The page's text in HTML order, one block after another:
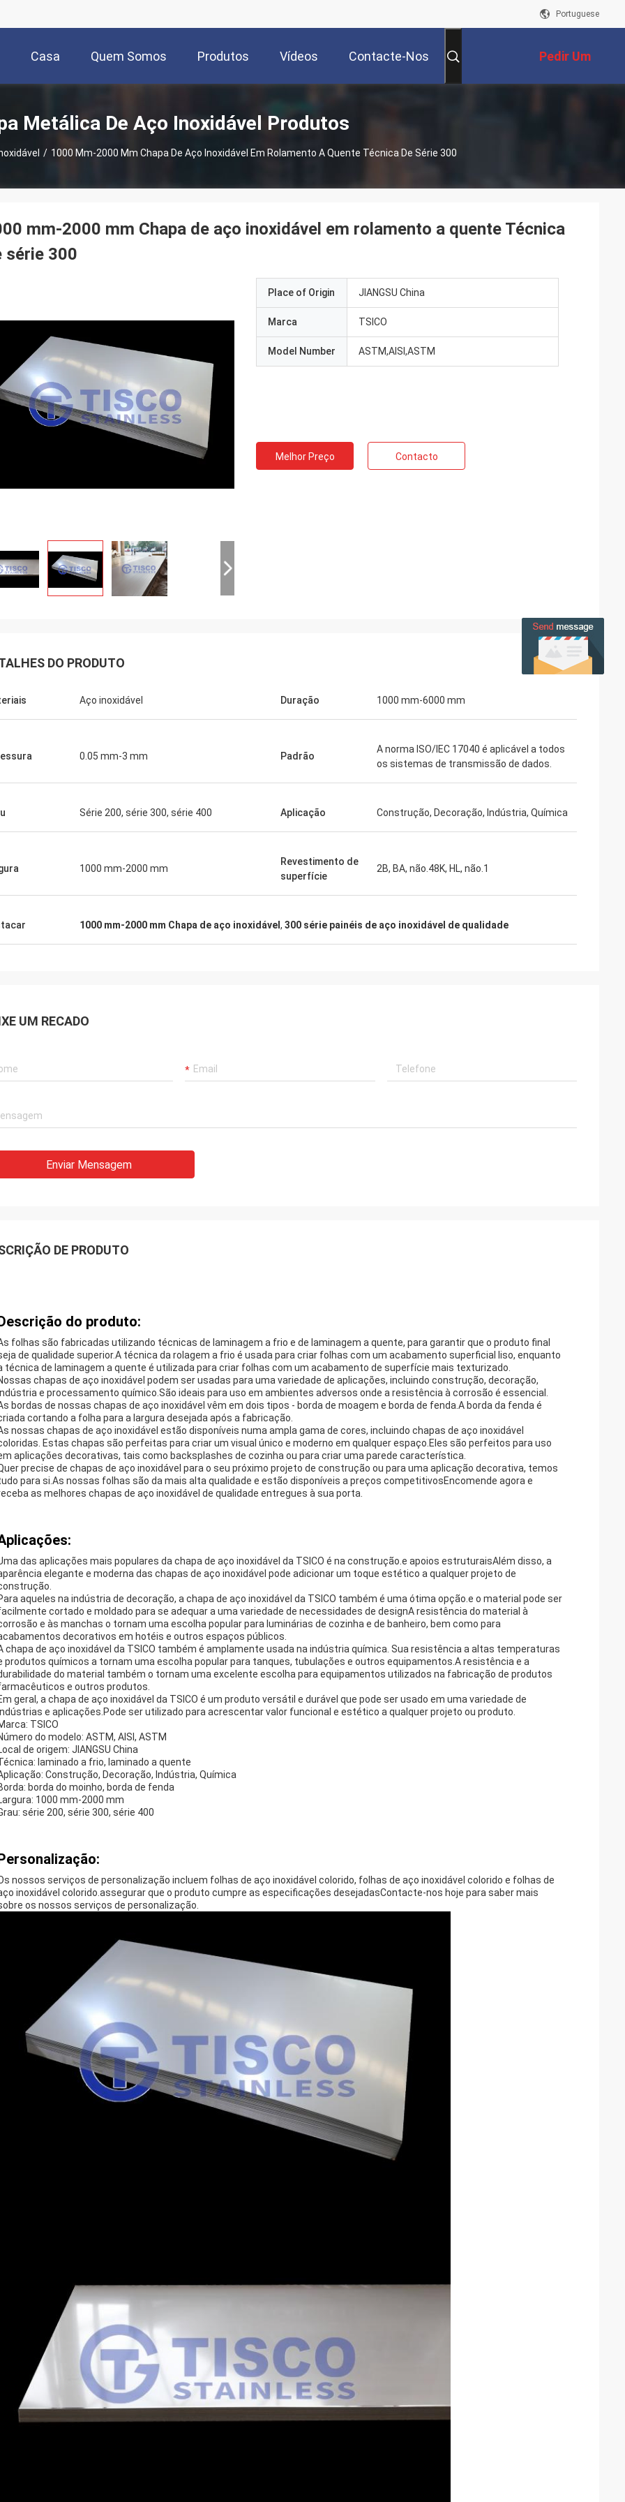
Portuguese
Casa Quem Somos Produtos Vídeos Contacte-Nos Pedir Um
Orçamento
Metálica De Aço Inoxidável Produtos
/ 1000 Mm-2000 Mm Chapa De Aço Inoxidável Em Rolamento A Quente Técnica De Série 300
mm-2000 mm Chapa de aço inoxidável em rolamento a quente Técnica
série 300
Place of Origin JIANGSU China
Marca TSICO
Model Number ASTM,AISI,ASTM
Melhor Preço Contacto
DO PRODUTO
Aço inoxidável Duração 1000 mm-6000 mm
0.05 mm-3 mm Padrão
A norma ISO/IEC 17040 é aplicável a todos
os sistemas de transmissão de dados.
Série 200, série 300, série 400 Aplicação Construção, Decoração, Indústria, Química
1000 mm-2000 mm
Revestimento de
superfície
2B, BA, não.48K, HL, não.1
1000 mm-2000 mm Chapa de aço inoxidável , 300 série painéis de aço inoxidável de qualidade
UM RECADO
Enviar Mensagem
DE PRODUTO
do produto:
folhas são fabricadas utilizando técnicas de laminagem a frio e de laminagem a quente, para garantir que o produto final
de qualidade superior.A técnica da rolagem a frio é usada para criar folhas com um acabamento superficial liso, enquanto
técnica de laminagem a quente é utilizada para criar folhas com um acabamento de superfície mais texturizado.
chapas de aço inoxidável podem ser usadas para uma variedade de aplicações, incluindo construção, decoração,
e processamento químico.São ideais para uso em ambientes adversos onde a resistência à corrosão é essencial.
bordas de nossas chapas de aço inoxidável vêm em dois tipos - borda de moagem e borda de fenda.A borda da fenda é
cortando a folha para a largura desejada após a fabricação.
nossas chapas de aço inoxidável estão disponíveis numa ampla gama de cores, incluindo chapas de aço inoxidável
Estas chapas são perfeitas para criar um visual único e moderno em qualquer espaço.Eles são perfeitos para uso
aplicações decorativas, tais como backsplashes de cozinha ou para criar uma parede característica.
precise de chapas de aço inoxidável para o seu próximo projeto de construção ou para uma aplicação decorativa, temos
para si.As nossas folhas são da mais alta qualidade e estão disponíveis a preços competitivosEncomende agora e
as melhores chapas de aço inoxidável de qualidade entregues à sua porta.
das aplicações mais populares da chapa de aço inoxidável da TSICO é na construção.e apoios estruturaisAlém disso, a
elegante e moderna das chapas de aço inoxidável pode adicionar um toque estético a qualquer projeto de
aqueles na indústria de decoração, a chapa de aço inoxidável da TSICO também é uma ótima opção.e o material pode ser
cortado e moldado para se adequar a uma variedade de necessidades de designA resistência do material à
e às manchas o tornam uma escolha popular para luminárias de cozinha e de banheiro, bem como para
decorativos em hotéis e outros espaços públicos.
chapa de aço inoxidável da TSICO também é amplamente usada na indústria química. Sua resistência a altas temperaturas
produtos químicos a tornam uma escolha popular para tanques, tubulações e outros equipamentos.A resistência e a
do material também o tornam uma excelente escolha para equipamentos utilizados na fabricação de produtos
e outros produtos.
geral, a chapa de aço inoxidável da TSICO é um produto versátil e durável que pode ser usado em uma variedade de
e aplicações.Pode ser utilizado para acrescentar valor funcional e estético a qualquer projeto ou produto.
TSICO
do modelo: ASTM, AISI, ASTM
de origem: JIANGSU China
laminado a frio, laminado a quente
Construção, Decoração, Indústria, Química
borda do moinho, borda de fenda
1000 mm-2000 mm
série 200, série 300, série 400
nossos serviços de personalização incluem folhas de aço inoxidável colorido, folhas de aço inoxidável colorido e folhas de
inoxidável colorido.assegurar que o produto cumpre as especificações desejadasContacte-nos hoje para saber mais
os nossos serviços de personalização.